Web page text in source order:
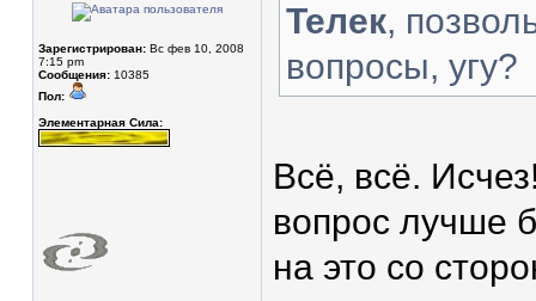
Зарегистрирован: Вс фев 10, 2008
7:15 pm
Сообщения: 10385
Пол:
Элементарная Сила:
Телек,
вопросы, угу?
Всё, всё.
вопрос лучше
на это со